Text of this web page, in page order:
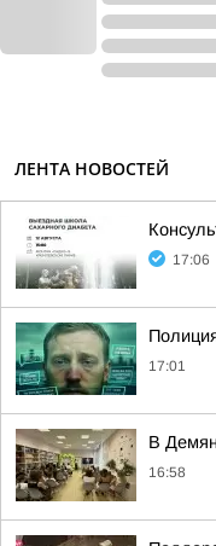
ЛЕНТА НОВОСТЕЙ
17:06
17:01
В
16:58